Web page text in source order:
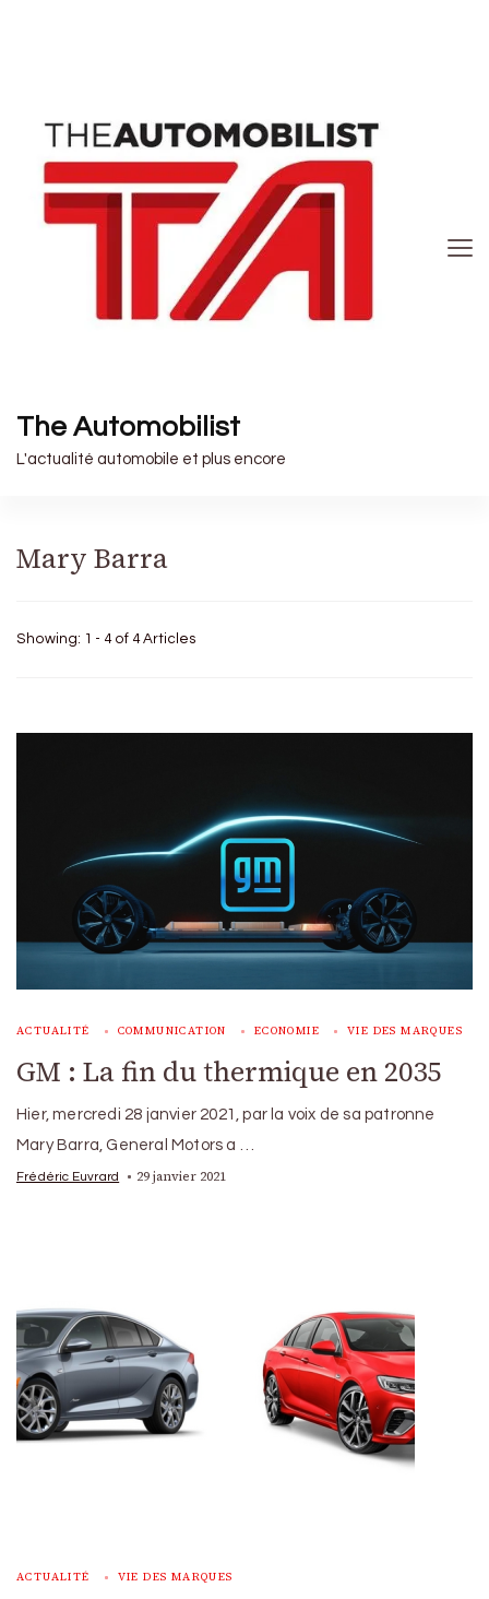
The Automobilist
L'actualité automobile et plus encore
Mary Barra
Showing: 1 - 4 of 4 Articles
ACTUALITÉ COMMUNICATION ECONOMIE VIE DES MARQUES
GM : La fin du thermique en 2035
Hier, mercredi 28 janvier 2021, par la voix de sa patronne
Mary Barra, General Motors a …
Frédéric Euvrard 29 janvier 2021
ACTUALITÉ VIE DES MARQUES